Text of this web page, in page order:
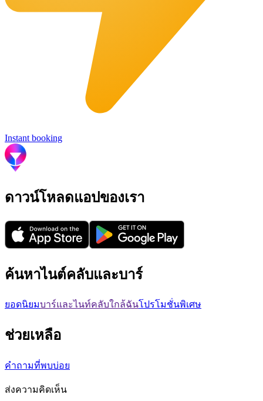
Instant booking
ดาวน์โหลดแอปของเรา
ค้นหาไนต์คลับและบาร์
ยอดนิยมบาร์และไนท์คลับใกล้ฉันโปรโมชั่นพิเศษ
ช่วยเหลือ
คำถามที่พบบ่อย
ส่งความคิดเห็น